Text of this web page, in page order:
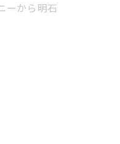
ーから明石